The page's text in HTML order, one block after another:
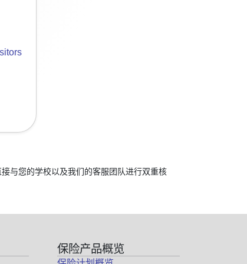
与您的学校以及我们的客服团队进行双重核
保险产品概览